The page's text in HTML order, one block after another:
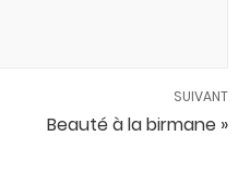
SUIVANT
Beauté à la birmane »